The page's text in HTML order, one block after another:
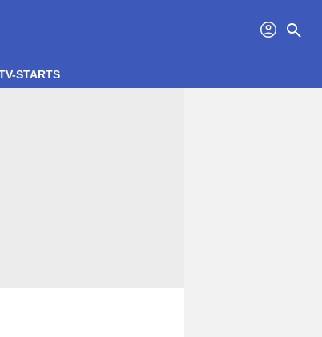
profil search
STARTS